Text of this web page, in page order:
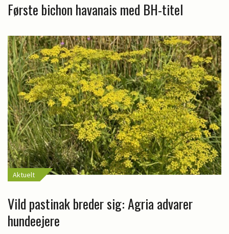
Første bichon havanais med BH-titel
Aktuelt
Vild pastinak breder sig: Agria advarer
hundeejere